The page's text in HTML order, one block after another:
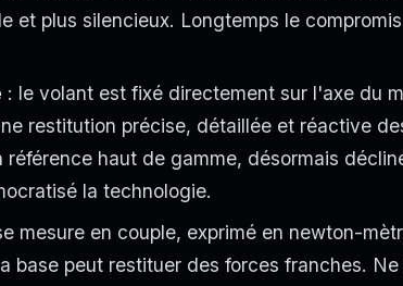
et plus silencieux. Longtemps le
: le volant est fixé directement sur l'axe du
restitution précise, détaillée et réactive
haut de gamme, désormais
la technologie.
mesure en couple, exprimé en newton-
base peut restituer des forces franches.